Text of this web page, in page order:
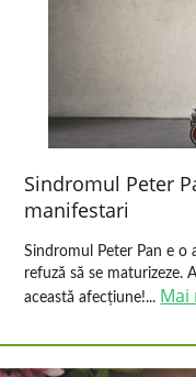
Sindromul Peter
manifestari
Sindromul Peter Pan e o
refuză să se maturizeze.
această afecțiune!... Mai